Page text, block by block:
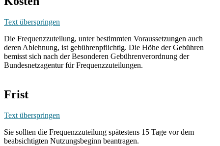
Text überspringen
Die Frequenzzuteilung, unter bestimmten Voraussetzungen auch
deren Ablehnung, ist gebührenpflichtig. Die Höhe der Gebühren
bemisst sich nach der Besonderen Gebührenverordnung der
Bundesnetzagentur für Frequenzzuteilungen.
Frist
Text überspringen
Sie sollten die Frequenzzuteilung spätestens 15 Tage vor dem
beabsichtigten Nutzungsbeginn beantragen.